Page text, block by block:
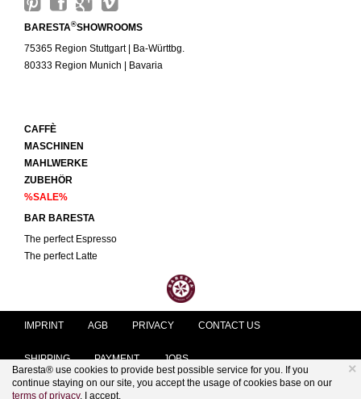
Baresta® use cookies to provide best possible service for you. If you
continue staying on our site, you accept the usage of cookies base on our
terms of privacy. I accept.
×
BARESTA®SHOWROOMS
75365 Region Stuttgart | Ba-Württbg.
80333 Region Munich | Bavaria
CAFFÈ
MASCHINEN
MAHLWERKE
ZUBEHÖR
%SALE%
BAR BARESTA
The perfect Espresso
The perfect Latte
IMPRINT AGB PRIVACY CONTACT US
SHIPPING PAYMENT JOBS
KUNDENSERVICE@BARESTA.COM